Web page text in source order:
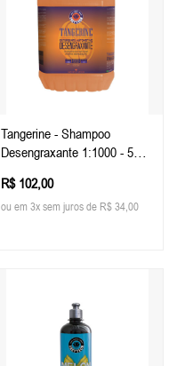
Tangerine - Shampoo
Desengraxante 1:1000 - 5
R$ 102,00
ou em 3x sem juros de R$ 34,00